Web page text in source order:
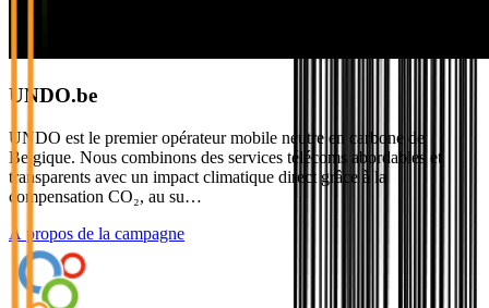
UNDO.be
UNDO est le premier opérateur mobile neutre en carbone de
Belgique. Nous combinons des services télécoms abordables et
transparents avec un impact climatique direct grâce à la
compensation CO₂, au su…
À propos de la campagne